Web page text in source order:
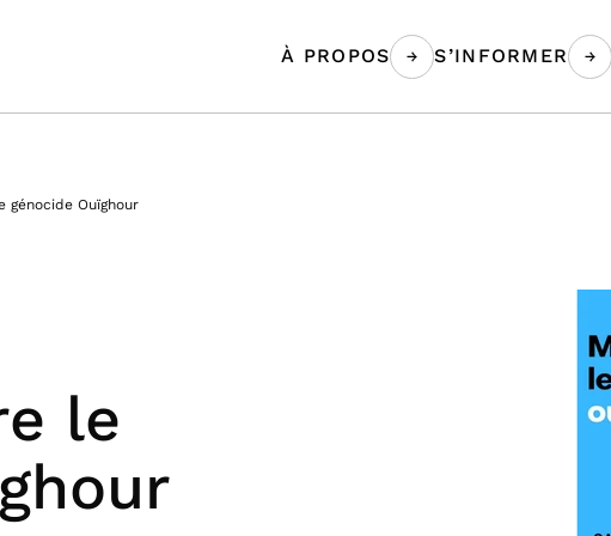
À PROPOS S’INFORMER
génocide Ouïghour
le